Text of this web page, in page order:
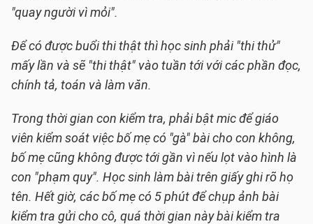
"quay người vì mỏi".
Để có được buổi thi thật thìhọc sinh phải "thi thử"
mấy lần và sẽ "thi thật" vào tuần tới với các phần đọc,
chính tả, toán và làm văn.
Trong thời gian con kiểm tra, phải bật mic để giáo
viên kiểm soát việc bố mẹ có "gà" bài cho con không,
bố mẹ cũng không được tới gần vì nếu lọt vào hình là
con "phạm quy". Học sinh làm bài trên giấy ghi rõ họ
tên. Hết giờ, các bố mẹ có 5 phút để chụp ảnh bài
kiểm tra gửi cho cô, quá thời gian này bài kiểm tra